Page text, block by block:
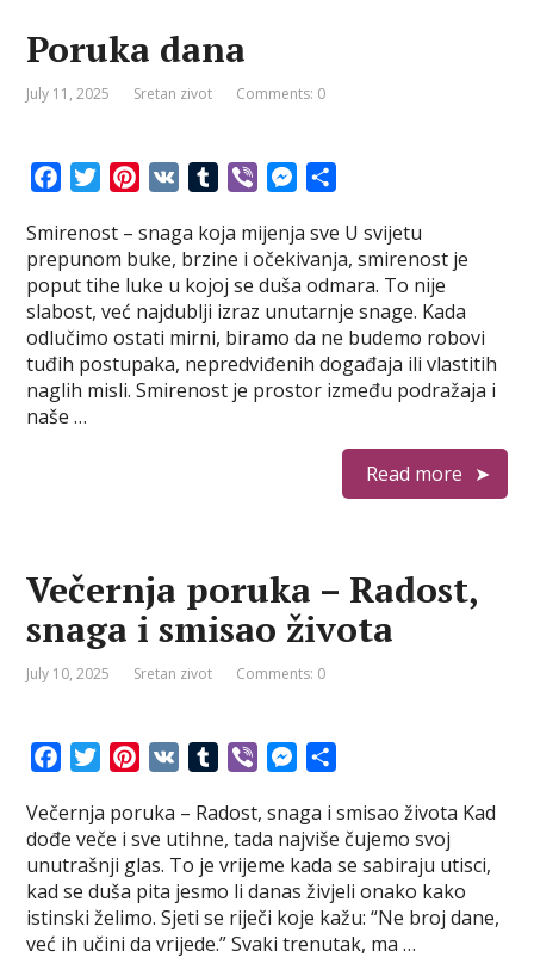
Poruka dana
July 11, 2025 Sretan zivot Comments: 0
c
e
b
o
o
k
T
i
t
t
e
r
n
t
e
r
e
s
m
b
l
r
b
e
r
M
s
s
e
n
g
e
a
r
e
Smirenost – snaga koja mijenja sve U svijetu
prepunom buke, brzine i očekivanja, smirenost je
poput tihe luke u kojoj se duša odmara. To nije
slabost, već najdublji izraz unutarnje snage. Kada
odlučimo ostati mirni, biramo da ne budemo robovi
tuđih postupaka, nepredviđenih događaja ili vlastitih
naglih misli. Smirenost je prostor između podražaja i
naše …
Read more
Večernja poruka – Radost,
snaga i smisao života
July 10, 2025 Sretan zivot Comments: 0
c
e
b
o
o
T
i
t
t
e
r
n
t
e
r
e
m
b
l
r
b
e
r
M
s
s
e
n
g
a
r
e
Večernja poruka – Radost, snaga i smisao života Kad
dođe veče i sve utihne, tada najviše čujemo svoj
unutrašnji glas. To je vrijeme kada se sabiraju utisci,
kad se duša pita jesmo li danas živjeli onako kako
istinski želimo. Sjeti se riječi koje kažu: “Ne broj dane,
već ih učini da vrijede.” Svaki trenutak, ma …